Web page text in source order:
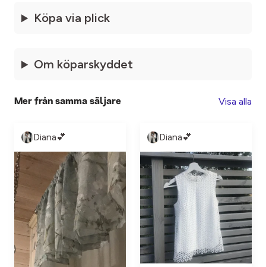
Köpa via plick
Om köparskyddet
Mer från samma säljare Visa alla
Diana💕 Diana💕